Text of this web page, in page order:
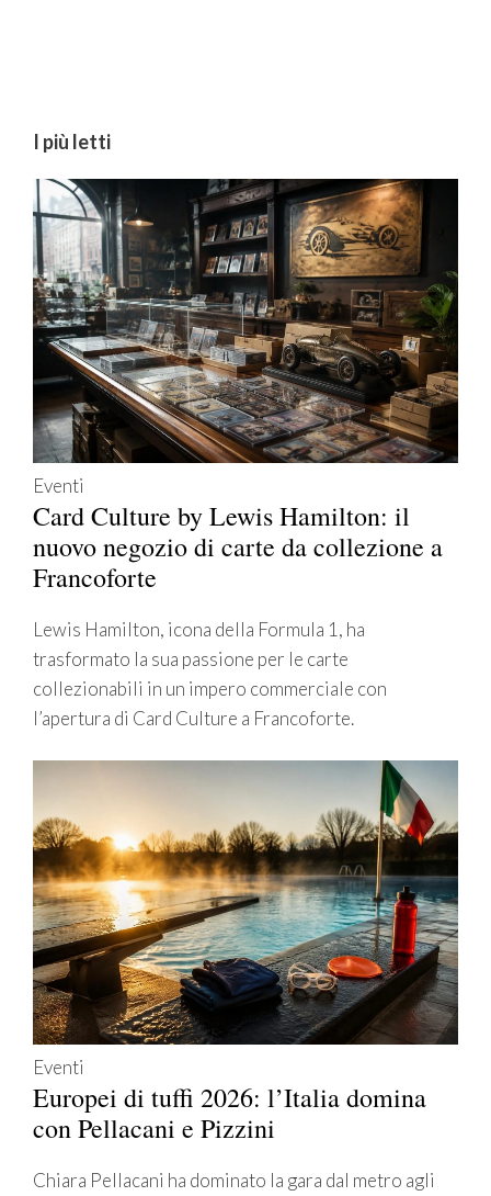
I più letti
Eventi
Card Culture by Lewis Hamilton: il
nuovo negozio di carte da collezione a
Francoforte
Lewis Hamilton, icona della Formula 1, ha
trasformato la sua passione per le carte
collezionabili in un impero commerciale con
l’apertura di Card Culture a Francoforte.
Eventi
Europei di tuffi 2026: l’Italia domina
con Pellacani e Pizzini
Chiara Pellacani ha dominato la gara dal metro agli